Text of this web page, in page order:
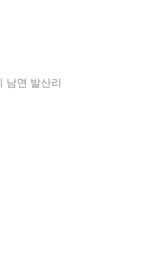
남면 발산리